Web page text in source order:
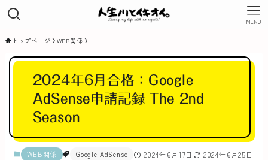
MENU
トップページ WEB関係
2024年6月合格：Google
AdSense申請記録 The 2nd
Season
WEB関係 Google AdSense 2024年6月17日 2024年6月25日